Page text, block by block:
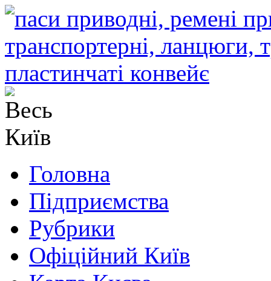
Головна
Підприємства
Рубрики
Офіційний Київ